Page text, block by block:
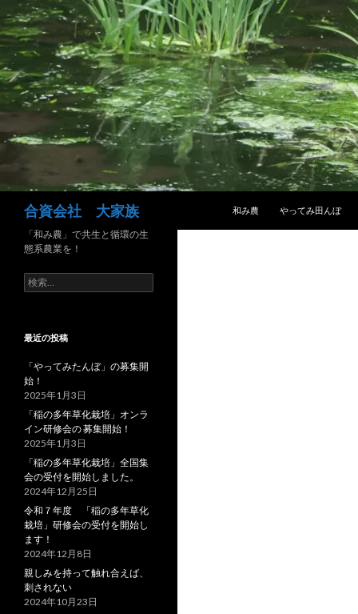
合資会社 大家族
和み農
やってみ田んぼ
「和み農」で共生と循環の生
態系農業を！
検
索:
最近の投稿
「やってみたんぼ」の募集開
始！
2025年1月3日
「稲の多年草化栽培」オンラ
イン研修会の 募集開始！
2025年1月3日
「稲の多年草化栽培」全国集
会の受付を開始しました。
2024年12月25日
令和７年度 「稲の多年草化
栽培」研修会の受付を開始し
ます！
2024年12月8日
親しみを持って触れ合えば、
刺されない
2024年10月23日